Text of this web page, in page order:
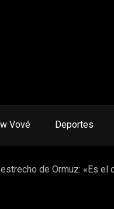
Vové Deportes
de Ormuz: «Es el